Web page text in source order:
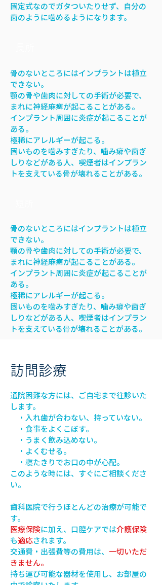
固定式なのでガタついたりせず、自分の
歯のように噛めるようになります。
骨のないところにはインプラントは植立
できない。
顎の骨や歯肉に対しての手術が必要で、
まれに神経麻痺が起こることがある。
インプラント周囲に炎症が起こることが
ある。
極稀にアレルギーが起こる。
固いものを噛みすぎたり、噛み癖や歯ぎ
しりなどがある人、喫煙者はインプラン
トを支えている骨が壊れることがある。
骨のないところにはインプラントは植立
できない。
顎の骨や歯肉に対しての手術が必要で、
まれに神経麻痺が起こることがある。
インプラント周囲に炎症が起こることが
ある。
極稀にアレルギーが起こる。
固いものを噛みすぎたり、噛み癖や歯ぎ
しりなどがある人、喫煙者はインプラン
トを支えている骨が壊れることがある。
訪問診療
通院困難な方には、ご自宅まで往診いた
します。
・入れ歯が合わない、持っていない。
・食事をよくこぼす。
・うまく飲み込めない。
・よくむせる。
・寝たきりでお口の中が心配。
このような時には、すぐにご相談くださ
い。
歯科医院で行うほとんどの治療が可能で
す。
医療保険に加え、口腔ケアでは介護保険
も適応されます。
交通費・出張費等の費用は、 一切いただ
きません。
持ち運び可能な器材を使用し、お部屋の